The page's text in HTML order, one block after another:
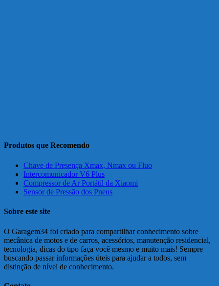
Produtos que Recomendo
Chave de Presença Xmax, Nmax ou Fluo
Intercomunicador V6 Plus
Compressor de Ar Portátil da Xiaomi
Sensor de Pressão dos Pneus
Sobre este site
O Garagem34 foi criado para compartilhar conhecimento sobre
mecânica de motos e de carros, acessórios, manutenção residencial,
tecnologia, dicas do tipo faça você mesmo e muito mais! Sempre
buscando passar informações úteis para ajudar a todos, sem
distinção de nível de conhecimento.